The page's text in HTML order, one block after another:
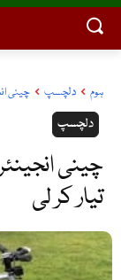
ہوم دلچسپ چینی
دلچسپ
چینی
تیار کر لی